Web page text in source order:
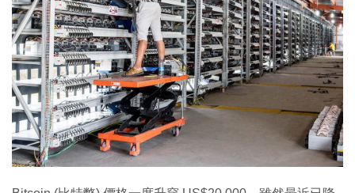
IT Times
生成式AI與雲端應用
Enterprise Digital Transformation
特集